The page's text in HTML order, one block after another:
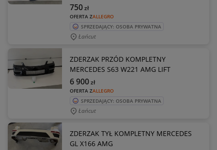
OFERTA ZALLEGRO
750zł
SPRZEDAJĄCY: OSOBA PRYWATNA
Łańcut
ZDERZAK PRZÓD KOMPLETNY
MERCEDES S63 W221 AMG LIFT
OFERTA ZALLEGRO
6 900zł
SPRZEDAJĄCY: OSOBA PRYWATNA
Łańcut
ZDERZAK TYŁ KOMPLETNY MERCEDES
GL X166 AMG